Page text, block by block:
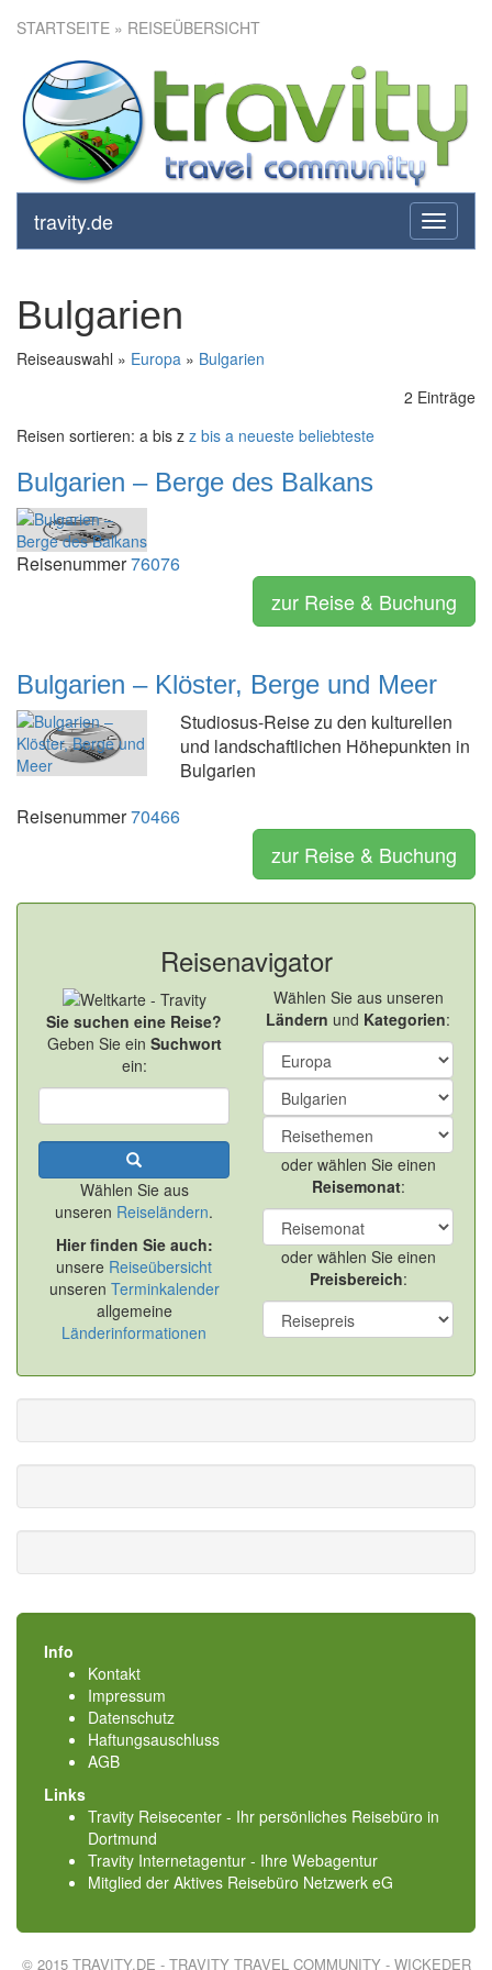
STARTSEITE » REISEÜBERSICHT
toggle
travity.de
Bulgarien
Reiseauswahl » Europa » Bulgarien
2 Einträge
Reisen sortieren: a bis z z bis a neueste beliebteste
Bulgarien – Berge des Balkans
Reisenummer76076
zur Reise & Buchung
Bulgarien – Klöster, Berge und Meer
Studiosus-Reise zu den kulturellen
und landschaftlichen Höhepunkten in
Bulgarien
Reisenummer70466
zur Reise & Buchung
Reisenavigator
Sie suchen eine Reise?
Geben Sie ein Suchwort
ein:
Wählen Sie aus
unseren Reiseländern.
Hier finden Sie auch:
unsere Reiseübersicht
unseren Terminkalender
allgemeine
Länderinformationen
Wählen Sie aus unseren
Ländern und Kategorien:
oder wählen Sie einen
Reisemonat:
oder wählen Sie einen
Preisbereich:
Info
Kontakt
Impressum
Datenschutz
Haftungsauschluss
AGB
Links
Travity Reisecenter - Ihr persönliches Reisebüro in
Dortmund
Travity Internetagentur - Ihre Webagentur
Mitglied der Aktives Reisebüro Netzwerk eG
© 2015 TRAVITY.DE - TRAVITY TRAVEL COMMUNITY - WICKEDER